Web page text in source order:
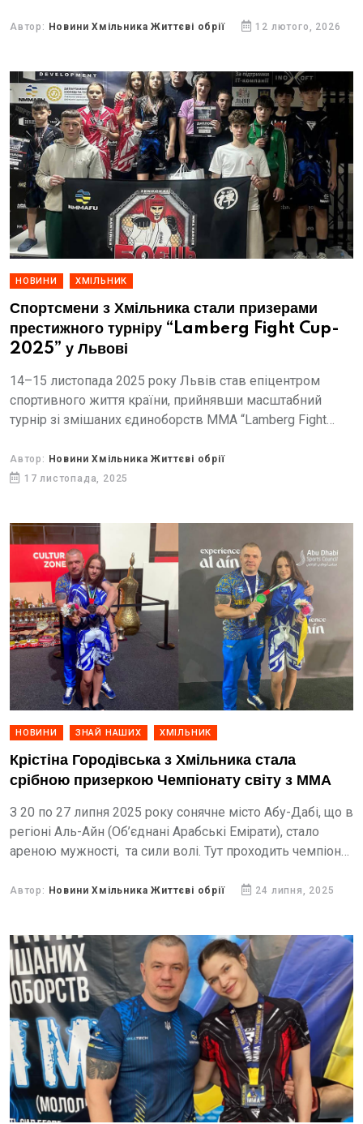
Автор: Новини Хмільника Життєві обрії 12 лютого, 2026
НОВИНИ ХМІЛЬНИК
Спортсмени з Хмільника стали призерами
престижного турніру “Lamberg Fight Cup-
2025” у Львові
14–15 листопада 2025 року Львів став епіцентром
спортивного життя країни, прийнявши масштабний
турнір зі змішаних єдиноборств ММА “Lamberg Fight
Слюсарчука.
Автор: Новини Хмільника Життєві обрії
17 листопада, 2025
НОВИНИ ЗНАЙ НАШИХ ХМІЛЬНИК
Крістіна Городівська з Хмільника стала
срібною призеркою Чемпіонату світу з ММА
З 20 по 27 липня 2025 року сонячне місто Абу-Дабі, що в
регіоні Аль-Айн (Об’єднані Арабські Емірати), стало
ареною мужності, та сили волі. Тут проходить чемпіонат
Автор: Новини Хмільника Життєві обрії 24 липня, 2025